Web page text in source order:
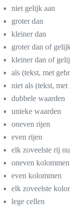
niet gelijk aan
groter dan
kleiner dan
groter dan of
kleiner dan of
als (tekst, met
niet als (tekst,
dubbele waarden
unieke waarden
oneven rijen
even rijen
elk zoveelste rij
oneven kolommen
even kolommen
elk zoveelste
lege cellen